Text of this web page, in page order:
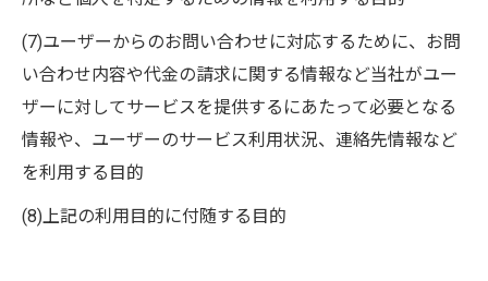
(7)ユーザーからのお問い合わせに対応するために、お問
い合わせ内容や代金の請求に関する情報など当社がユー
ザーに対してサービスを提供するにあたって必要となる
情報や、ユーザーのサービス利用状況、連絡先情報など
を利用する目的
(8)上記の利用目的に付随する目的